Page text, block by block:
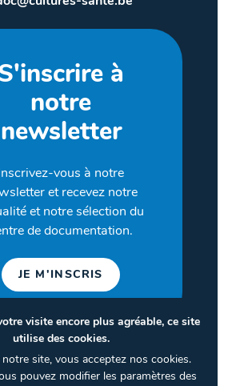
à
notre
newsletter
vous à notre
et recevez notre
et notre sélection du
de documentation.
JE M'INSCRIS
Termes et conditions
visite encore plus agréable, ce site
utilise des cookies.
site, vous acceptez nos cookies.
pouvez modifier les paramètres des